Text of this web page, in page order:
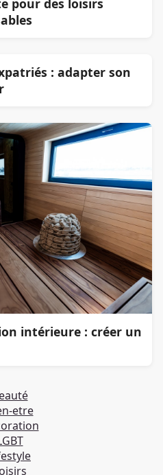
pour des loisirs
: adapter son
intérieure : créer un
etre